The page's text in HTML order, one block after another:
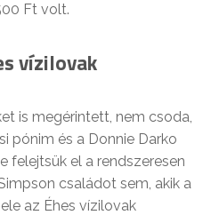
Ft volt.
vízilovak
is megérintett, nem csoda,
pónim és a Donnie Darko
felejtsük el a rendszeresen
családot sem, akik a
az Éhes vízilovak